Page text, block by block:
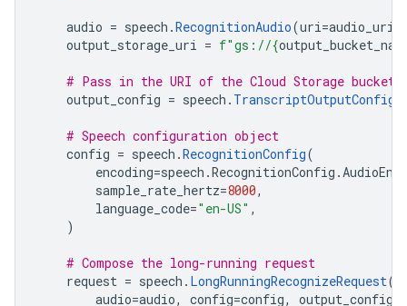
audio = speech .RecognitionAudio(uri=audio_uri
output_storage_uri = f"gs://{
# Pass in the URI of the Cloud Storage
output_config = speech . TranscriptOutputConfig
# Speech configuration object
config = speech .RecognitionConfig(
encoding=speech .RecognitionConfig .
sample_rate_hertz=8000,
language_code="en-US" ,
)
# Compose the long-running request
request = speech . LongRunningRecognizeRequest(
audio=audio, config=config, output_config